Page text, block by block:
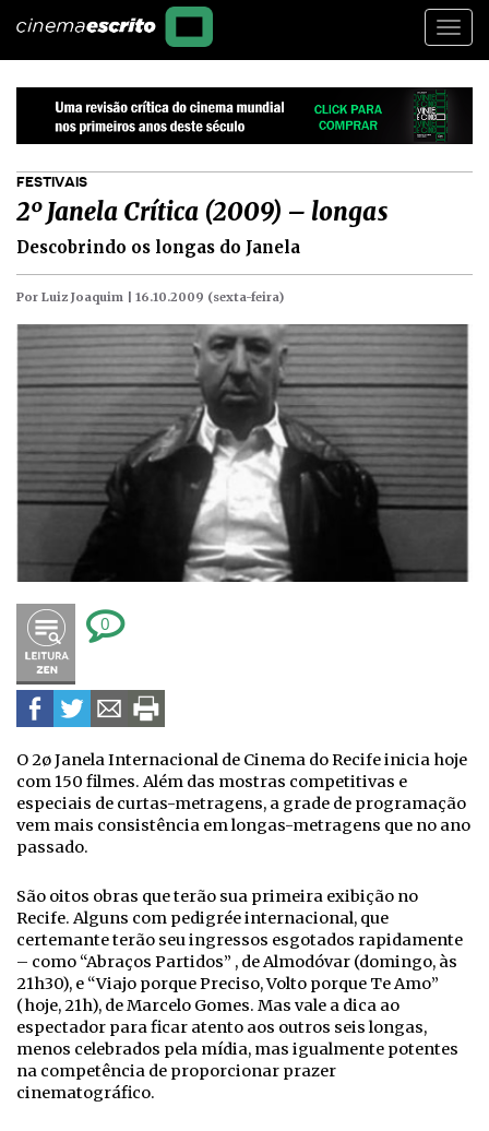
FESTIVAIS
2º Janela Crítica (2009) – longas
Descobrindo os longas do Janela
Por Luiz Joaquim | 16.10.2009 (sexta-feira)
0
O 2ø Janela Internacional de Cinema do Recife inicia hoje
com 150 filmes. Além das mostras competitivas e
especiais de curtas-metragens, a grade de programação
vem mais consistência em longas-metragens que no ano
passado.
São oitos obras que terão sua primeira exibição no
Recife. Alguns com pedigrée internacional, que
certemante terão seu ingressos esgotados rapidamente
– como “Abraços Partidos” , de Almodóvar (domingo, às
21h30), e “Viajo porque Preciso, Volto porque Te Amo”
(hoje, 21h), de Marcelo Gomes. Mas vale a dica ao
espectador para ficar atento aos outros seis longas,
menos celebrados pela mídia, mas igualmente potentes
na competência de proporcionar prazer
cinematográfico.